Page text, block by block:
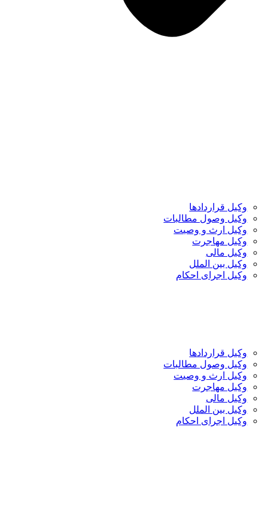
وکیل قراردادها
وکیل وصول مطالبات
وکیل ارث و وصیت
وکیل مهاجرت
وکیل مالی
وکیل بین الملل
وکیل اجرای احکام
وکیل قراردادها
وکیل وصول مطالبات
وکیل ارث و وصیت
وکیل مهاجرت
وکیل مالی
وکیل بین الملل
وکیل اجرای احکام